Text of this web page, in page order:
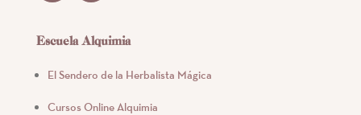
Escuela Alquimia
El Sendero de la Herbalista Mágica
Cursos Online Alquimia